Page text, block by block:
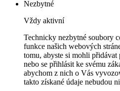
Nezbytné
Vždy aktivní
Technicky nezbytné soubory
funkce našich webových
tomu, abyste si mohli
nebo se přihlásit ke svému
abychom z nich o Vás
takto získané údaje nebudou